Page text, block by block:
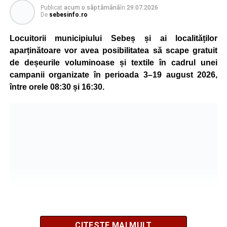
canalizare și câte 210 metri de rețea de alimentare cu
apă.
Cele mai avansate lucrări sunt pestrada Vișinului, unde
au fost realizați 683 de metri de rețea de canalizare, 16
cămine de canalizare și 340 de metri de rețea de
alimentare cu apă.
rețele să fie puse în funcțiune. Administrația locală va
Publicat acum o săptămânăîn 29.07.2026
De sebesinfo.ro
Locuitorii municipiului Sebeș și ai localităților
aparținătoare vor avea posibilitatea să scape gratuit
de deșeurile voluminoase și textile în cadrul unei
campanii organizate în perioada 3–19 august 2026,
între orele 08:30 și 16:30.